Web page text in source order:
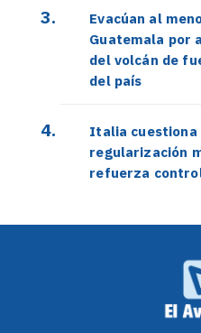
Evacúan al
Guatemala por
del volcán de
del país
Italia cuestiona
regularización
refuerza